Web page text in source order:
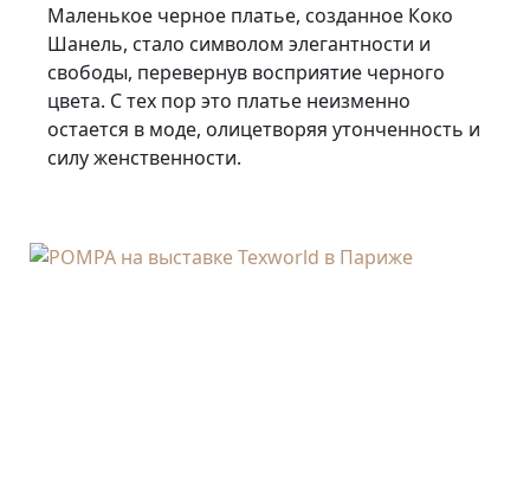
Маленькое черное платье, созданное Коко
Шанель, стало символом элегантности и
свободы, перевернув восприятие черного
цвета. С тех пор это платье неизменно
остается в моде, олицетворяя утонченность и
силу женственности.